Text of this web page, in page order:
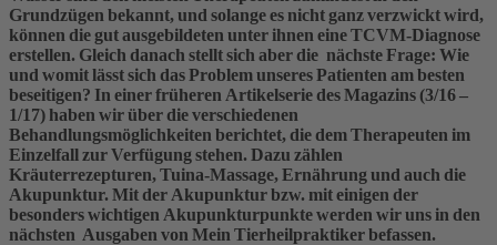
Grundzügen bekannt, und solange es nicht ganz verzwickt wird,
können die gut ausgebildeten unter ihnen eine TCVM-Diagnose
erstellen. Gleich danach stellt sich aber die nächste Frage: Wie
und womit lässt sich das Problem unseres Patienten am besten
beseitigen? In einer früheren Artikelserie des Magazins (3/16 –
1/17) haben wir über die verschiedenen
Behandlungsmöglichkeiten berichtet, die dem Therapeuten im
Einzelfall zur Verfügung stehen. Dazu zählen
Kräuterrezepturen, Tuina-Massage, Ernährung und auch die
Akupunktur. Mit der Akupunktur bzw. mit einigen der
besonders wichtigen Akupunkturpunkte werden wir uns in den
nächsten Ausgaben von Mein Tierheilpraktiker befassen.